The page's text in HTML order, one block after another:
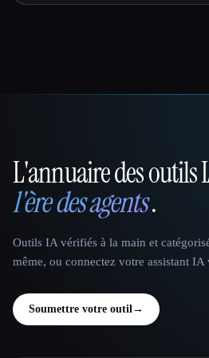
That AI Collection
L'annuaire des outils
l'ère des agents.
Outils IA vérifiés à la main et
même, ou connectez votre assistant IA
Soumettre votre outil→